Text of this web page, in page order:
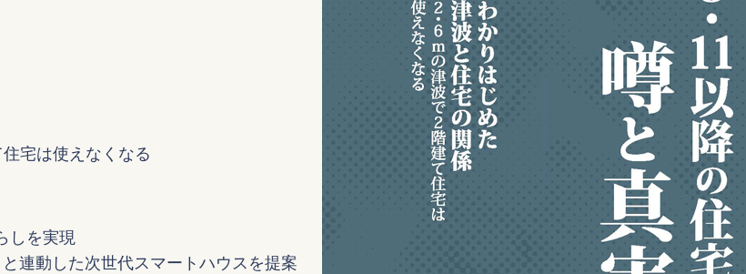
宅は使えなくなる
しを実現
連動した次世代スマートハウスを提案